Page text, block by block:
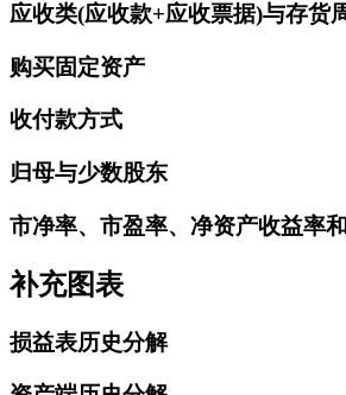
应收类(应收款+应收票据)与存货
购买固定资产
收付款方式
归母与少数股东
市净率、市盈率、净资产收益率
补充图表
损益表历史分解